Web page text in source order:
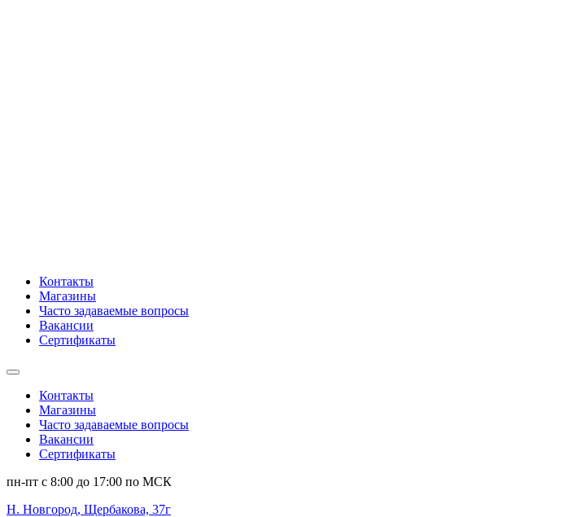
Контакты
Магазины
Часто задаваемые вопросы
Вакансии
Сертификаты
Контакты
Магазины
Часто задаваемые вопросы
Вакансии
Сертификаты
пн-пт c 8:00 до 17:00 по МСК
Н. Новгород, Щербакова, 37г